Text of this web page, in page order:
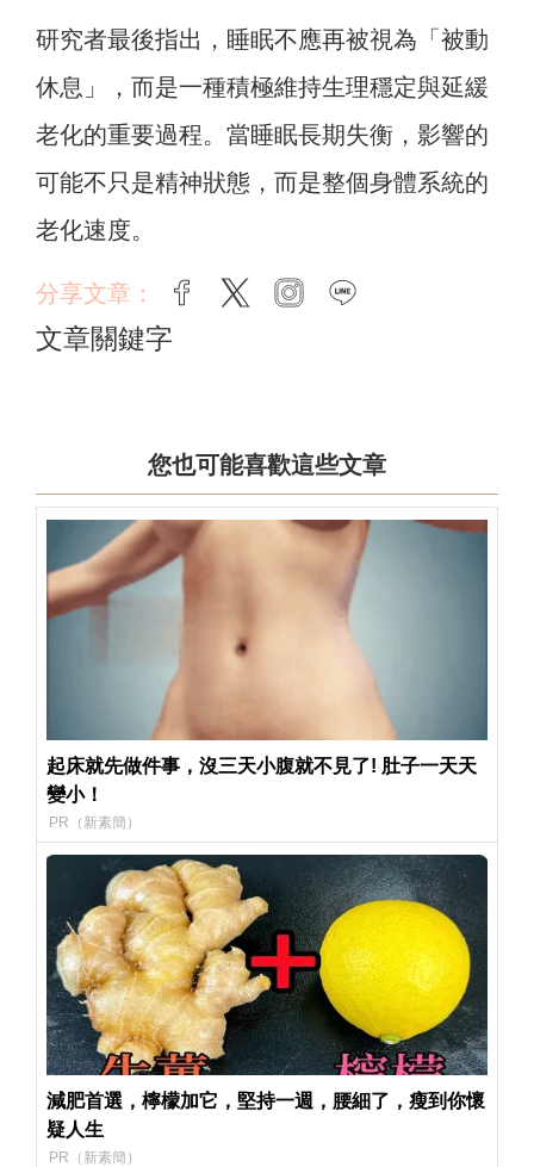
研究者最後指出，睡眠不應再被視為「被動
休息」，而是一種積極維持生理穩定與延緩
老化的重要過程。當睡眠長期失衡，影響的
可能不只是精神狀態，而是整個身體系統的
老化速度。
分享文章： facebook
twitter instagram
文章關鍵字
您也可能喜歡這些文章
起床就先做件事，沒三天小腹就不見了! 肚子一天天
變小！
PR（新素簡）
減肥首選，檸檬加它，堅持一週，腰細了，瘦到你懷
疑人生
PR（新素簡）